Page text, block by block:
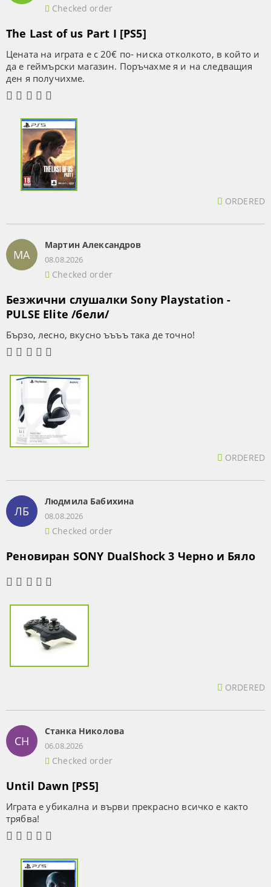
Checked order
The Last of us Part I [PS5]
Цената на играта е с 20€ по- ниска отколкото, в който и
да е геймърски магазин. Поръчахме я и на следващия
ден я получихме.
ORDERED
МА
Мартин Александров
08.08.2026
Checked order
Безжични слушалки Sony Playstation -
PULSE Elite /бели/
Бързо, лесно, вкусно ъъъъ така де точно!
ORDERED
ЛБ
Людмила Бабихина
08.08.2026
Checked order
Реновиран SONY DualShock 3 Черно и Бяло
ORDERED
СН
Станка Николова
06.08.2026
Checked order
Until Dawn [PS5]
Играта е убикална и върви прекрасно всичко е както
трябва!